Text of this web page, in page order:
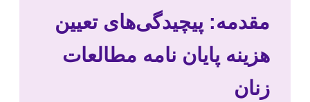
مقدمه: پیچیدگی‌های تعیین
هزینه پایان نامه مطالعات
زنان